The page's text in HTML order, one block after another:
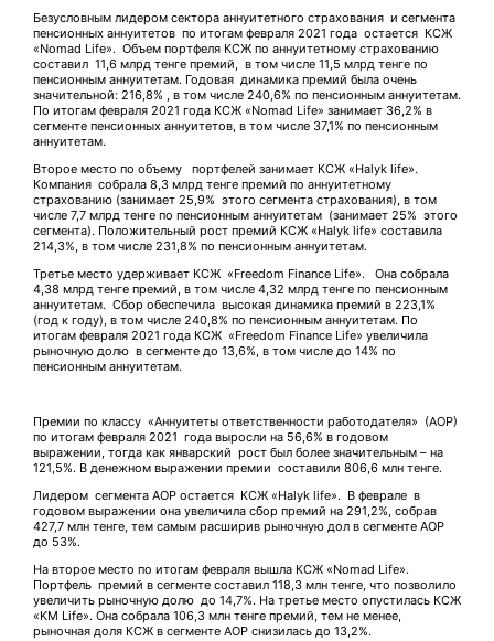
Безусловным лидером сектора аннуитетного страхования и сегмента
пенсионных аннуитетов по итогам февраля 2021 года остается КСЖ
«Nomad Life». Объем портфеля КСЖ по аннуитетному страхованию
составил 11,6 млрд тенге премий, в том числе 11,5 млрд тенге по
пенсионным аннуитетам. Годовая динамика премий была очень
значительной: 216,8% , в том числе 240,6% по пенсионным аннуитетам.
По итогам февраля 2021 года КСЖ «Nomad Life» занимает 36,2% в
сегменте пенсионных аннуитетов, в том числе 37,1% по пенсионным
аннуитетам.
Второе место по объему портфелей занимает КСЖ «Halyk life».
Компания собрала 8,3 млрд тенге премий по аннуитетному
страхованию (занимает 25,9% этого сегмента страхования), в том
числе 7,7 млрд тенге по пенсионным аннуитетам (занимает 25% этого
сегмента). Положительный рост премий КСЖ «Halyk life» составила
214,3%, в том числе 231,8% по пенсионным аннуитетам.
Третье место удерживает КСЖ «Freedom Finance Life». Она собрала
4,38 млрд тенге премий, в том числе 4,32 млрд тенге по пенсионным
аннуитетам. Сбор обеспечила высокая динамика премий в 223,1%
(год к году), в том числе 240,8% по пенсионным аннуитетам. По
итогам февраля 2021 года КСЖ «Freedom Finance Life» увеличила
рыночную долю в сегменте до 13,6%, в том числе до 14% по
пенсионным аннуитетам.
Премии по классу «Аннуитеты ответственности работодателя» (АОР)
по итогам февраля 2021 года выросли на 56,6% в годовом
выражении, тогда как январский рост был более значительным – на
121,5%. В денежном выражении премии составили 806,6 млн тенге.
Лидером сегмента АОР остается КСЖ «Halyk life». В феврале в
годовом выражении она увеличила сбор премий на 291,2%, собрав
427,7 млн тенге, тем самым расширив рыночную дол в сегменте АОР
до 53%.
На второе место по итогам февраля вышла КСЖ «Nomad Life».
Портфель премий в сегменте составил 118,3 млн тенге, что позволило
увеличить рыночную долю до 14,7%. На третье место опустилась КСЖ
«KM Life». Она собрала 106,3 млн тенге премий, тем не менее,
рыночная доля КСЖ в сегменте АОР снизилась до 13,2%.